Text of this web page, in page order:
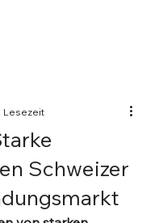
Schweizer
Lesezeit